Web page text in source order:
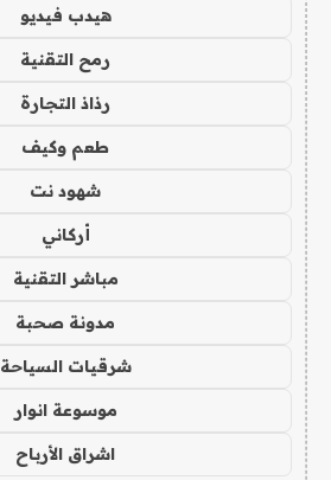
هيدب فيديو
رمح التقنية
رذاذ التجارة
طعم وكيف
شهود نت
أركاني
مباشر التقنية
مدونة صحبة
شرقيات السياحة
موسوعة انوار
اشراق الأرباح